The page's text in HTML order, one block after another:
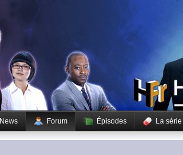
News Forum Épisodes La série